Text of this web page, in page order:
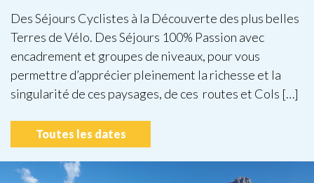
Des Séjours Cyclistes à la Découverte des plus belles
Terres de Vélo. Des Séjours 100% Passion avec
encadrement et groupes de niveaux, pour vous
permettre d’apprécier pleinement la richesse et la
singularité de ces paysages, de ces routes et Cols […]
Toutes les dates